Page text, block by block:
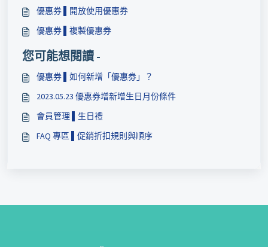
優惠券 ▌開放使用優惠券
優惠券 ▌複製優惠券
您可能想閱讀 -
優惠券 ▌如何新增「優惠劵」？
2023.05.23 優惠券增新增生日月份條件
會員管理 ▌​生日禮
FAQ 專區 ▌​促銷折扣規則與順序